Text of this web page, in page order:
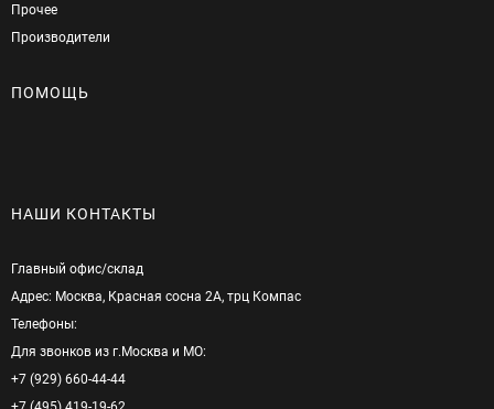
Прочее
Производители
ПОМОЩЬ
НАШИ КОНТАКТЫ
Главный офис/cклад
Адрес: Москва, Красная сосна 2А, трц Компас
Телефоны:
Для звонков из г.Москва и МО:
+7 (929) 660-44-44